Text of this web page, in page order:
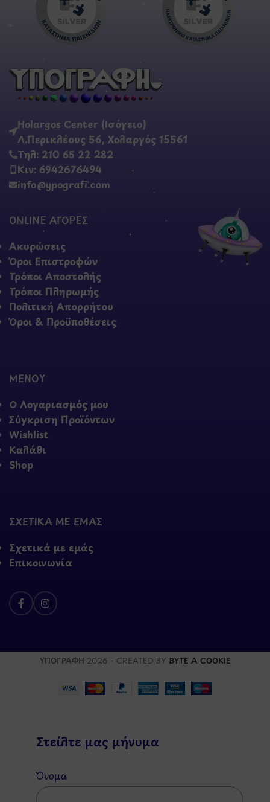
Holargos Center (Ισόγειο)
Λ.Περικλέους 56, Χολαργός 15561
Τηλ: 210 65 22 282
Κιν: 6942676494
info@ypografi.com
ONLINE ΑΓΟΡΕΣ
Ακυρώσεις
Όροι Επιστροφών
Τρόποι Αποστολής
Τρόποι Πληρωμής
Πολιτική Απορρήτου
Όροι & Προϋποθέσεις
ΜΕΝΟΥ
Ο Λογαριασμός μου
Σύγκριση Προϊόντων
Wishlist
Καλάθι
Shop
ΣΧΕΤΙΚΑ ΜΕ ΕΜΑΣ
Σχετικά με εμάς
Επικοινωνία
ΥΠΟΓΡΑΦΗ 2026 - CREATED BY BYTE A COOKIE
Στείλτε μας μήνυμα
Όνομα